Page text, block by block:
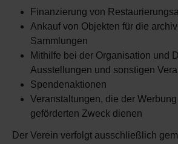
Finanzierung von
Ankauf von Objekten für die
Sammlungen
Mithilfe bei der Organisation und
Ausstellungen und sonstigen
Spendenaktionen
Veranstaltungen, die der
geförderten Zweck dienen
Der Verein verfolgt ausschließlich